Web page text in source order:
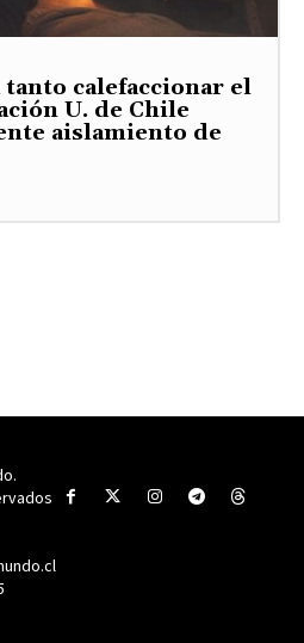
tanto calefaccionar el
U. de Chile
aislamiento de